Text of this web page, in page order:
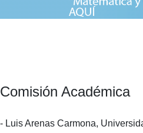
Comisión Académica
- Luis Arenas Carmona,